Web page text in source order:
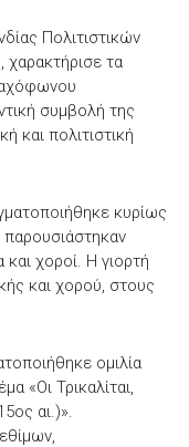
Πολιτιστικών
τα
συμβολή της
και πολιτιστική
κυρίως
χοροί. Η γιορτή
και χορού, στους
ομιλία
«Οι Τρικαλίται,
αι.)».